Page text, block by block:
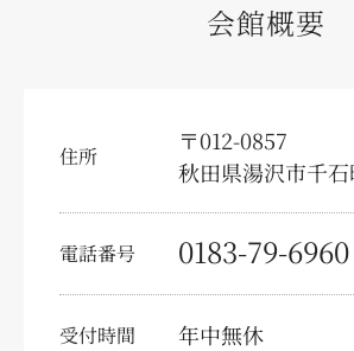
会館概要
住所
〒012-0857
秋田県湯沢市千
電話番号 0183-79-6960
受付時間 年中無休
テレビコマーシャル
事前相談予約